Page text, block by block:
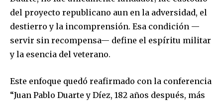
del proyecto republicano aun en la adversidad, el
destierro y la incomprensión. Esa condición —
servir sin recompensa— define el espíritu militar
y la esencia del veterano.
Este enfoque quedó reafirmado con la conferencia
“Juan Pablo Duarte y Díez, 182 años después, más